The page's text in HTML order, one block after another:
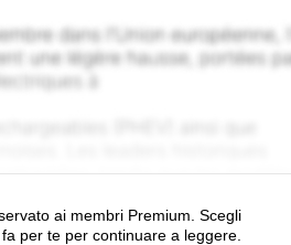
ai membri Premium. Scegli
per te per continuare a leggere.